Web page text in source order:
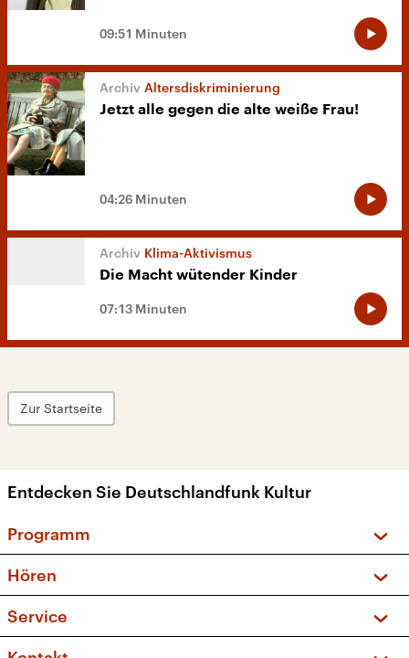
09:51 Minuten
Altersdiskriminierung
Jetzt alle gegen die alte weiße Frau!
04:26 Minuten
Klima-Aktivismus
Die Macht wütender Kinder
07:13 Minuten
Zur Startseite
Entdecken Sie Deutschlandfunk Kultur
Programm
Sendungen und Podcasts
Musikliste
Hören
Frequenzen (UKW + DAB+)
Service
FAQ